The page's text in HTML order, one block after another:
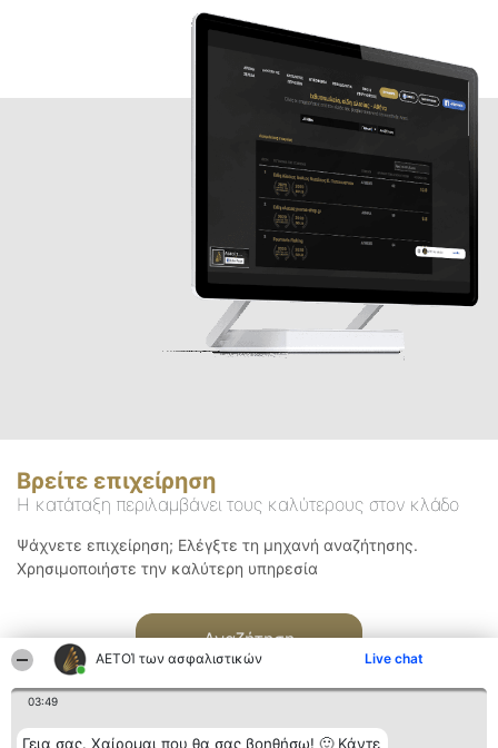
ΑΕΤΟΊ των ασφαλιστικών Live chat
03:49
Γεια σας. Χαίρομαι που θα σας βοηθήσω! 🙂 Κάντε
Βρείτε επιχείρηση
Η κατάταξη περιλαμβάνει τους καλύτερους στον κλάδο
Ψάχνετε επιχείρηση; Ελέγξτε τη μηχανή αναζήτησης.
Χρησιμοποιήστε την καλύτερη υπηρεσία
Αναζήτηση